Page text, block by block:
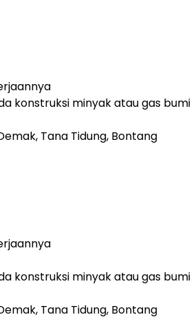
konstruksi minyak atau gas bumi
Tana Tidung, Bontang
konstruksi minyak atau gas bumi
Tana Tidung, Bontang